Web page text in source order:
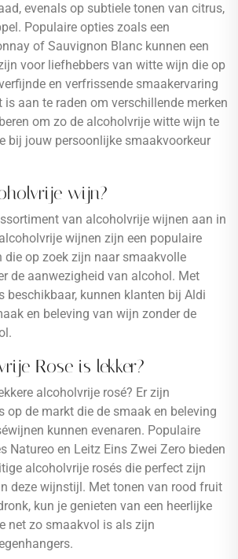
evenals op subtiele tonen van citrus,
Populaire opties zoals een
of Sauvignon Blanc kunnen een
voor liefhebbers van witte wijn die op
en verfrissende smaakervaring
is aan te raden om verschillende merken
om zo de alcoholvrije witte wijn te
bij jouw persoonlijke smaakvoorkeur
wijn?
van alcoholvrije wijnen aan in
wijnen zijn een populaire
die op zoek zijn naar smaakvolle
de aanwezigheid van alcohol. Met
beschikbaar, kunnen klanten bij Aldi
en beleving van wijn zonder de
Rose is lekker?
alcoholvrije rosé? Er zijn
op de markt die de smaak en beleving
kunnen evenaren. Populaire
Natureo en Leitz Eins Zwei Zero bieden
alcoholvrije rosés die perfect zijn
deze wijnstijl. Met tonen van rood fruit
kun je genieten van een heerlijke
net zo smaakvol is als zijn